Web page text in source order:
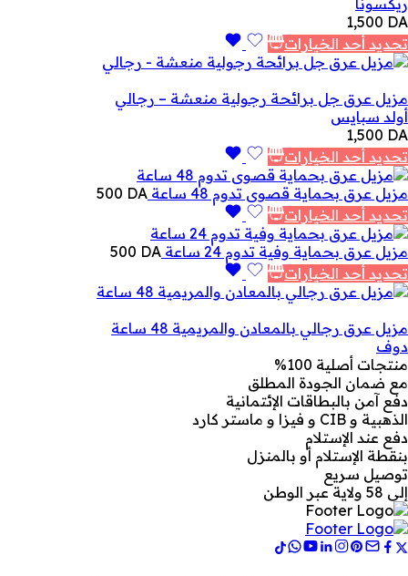
1,500 DA
تحديد أحد الخيارات
مزيل عرق جل برائحة رجولية منعشة – رجالي
أولد سبايس
1,500 DA
تحديد أحد الخيارات
مزيل عرق بحماية قصوى تدوم 48 ساعة
500 DA
تحديد أحد الخيارات
مزيل عرق بحماية وفية تدوم 24 ساعة
500 DA
تحديد أحد الخيارات
مزيل عرق رجالي بالمعادن والمريمية 48 ساعة
دوف
منتجات أصلية 100%
مع ضمان الجودة المطلق
دفع آمن بالبطاقات الإئتمانية
الذهبية و CIB و فيزا و ماستر كارد
دفع عند الإستلام
بنقطة الإستلام أو بالمنزل
توصيل سريع
إلى 58 ولاية عبر الوطن